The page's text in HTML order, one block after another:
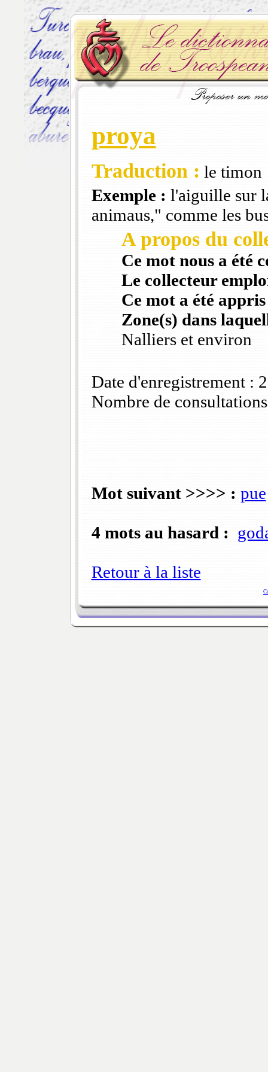
proya
Traduction : le timon
Exemple : l'aiguille sur
animaus," comme les
A propos du
Ce mot nous a été
Le collecteur
Ce mot a été
Zone(s) dans
Nalliers et environ
Date d'enregistrement :
Nombre de
Mot suivant >>>> : pue
4 mots au hasard :
Retour à la liste